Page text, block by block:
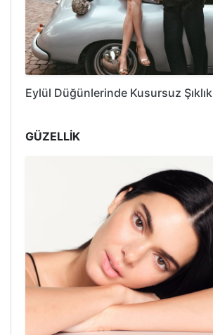
Eylül Düğünlerinde Kusursuz Şıklık
GÜZELLİK